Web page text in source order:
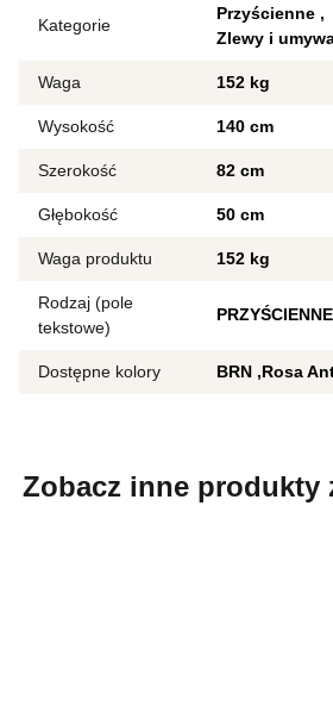
Kategorie
Przyścienne
Zlewy i
Waga 152 kg
Wysokość 140 cm
Szerokość 82 cm
Głębokość 50 cm
Waga produktu 152 kg
Rodzaj (pole
tekstowe)
PRZYŚCIENNE
Dostępne kolory BRN Rosa
Zobacz inne produkty